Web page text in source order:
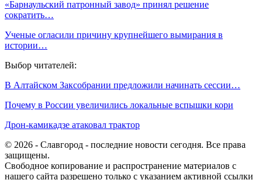
«Барнаульский патронный завод» принял решение
сократить…
Ученые огласили причину крупнейшего вымирания в
истории…
Выбор читателей:
В Алтайском Заксобрании предложили начинать сессии…
Почему в России увеличились локальные вспышки кори
Дрон-камикадзе атаковал трактор
© 2026 - Славгород - последние новости сегодня. Все права
защищены.
Свободное копирование и распространение материалов с
нашего сайта разрешено только с указанием активной ссылки